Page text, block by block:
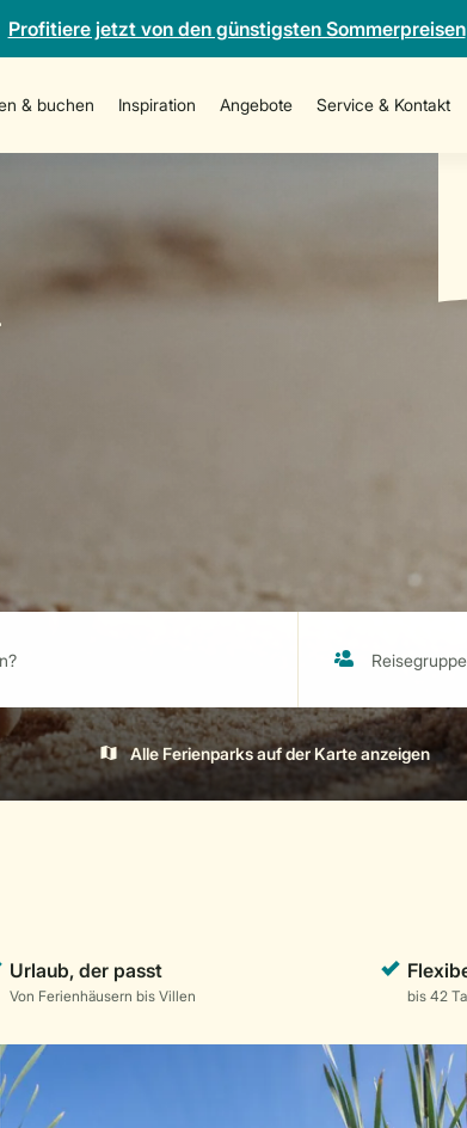
Profitiere jetzt von den günstigsten Sommerpreisen
& buchen Inspiration Angebote Service & Kontakt
Alle Ferienparks auf der Karte anzeigen